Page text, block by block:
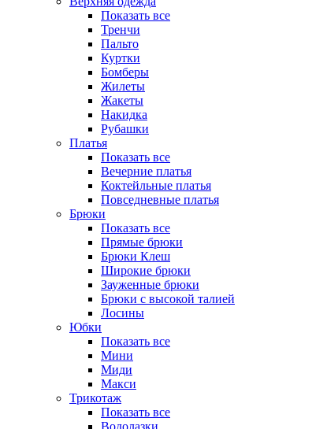
Показать все
Тренчи
Пальто
Куртки
Бомберы
Жилеты
Жакеты
Накидка
Рубашки
Платья
Показать все
Вечерние платья
Коктейльные платья
Повседневные платья
Брюки
Показать все
Прямые брюки
Брюки Клеш
Широкие брюки
Зауженные брюки
Брюки с высокой талией
Лосины
Юбки
Показать все
Мини
Миди
Макси
Трикотаж
Показать все
Водолазки